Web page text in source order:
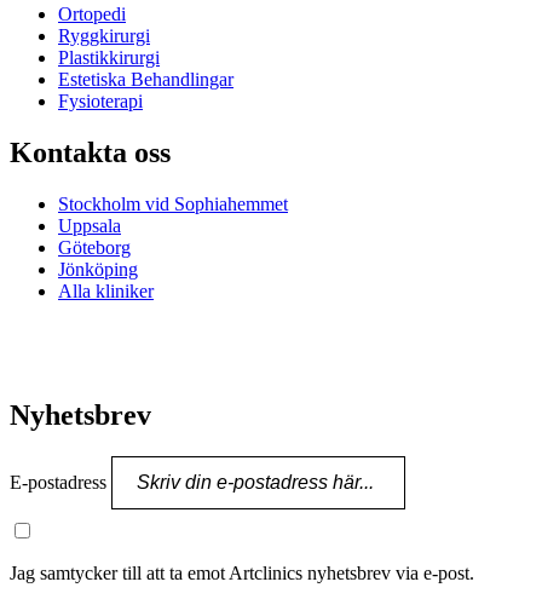
Ortopedi
Ryggkirurgi
Plastikkirurgi
Estetiska Behandlingar
Fysioterapi
Kontakta oss
Stockholm vid Sophiahemmet
Uppsala
Göteborg
Jönköping
Alla kliniker
Nyhetsbrev
E-postadress
Jag samtycker till att ta emot Artclinics nyhetsbrev via e-post.